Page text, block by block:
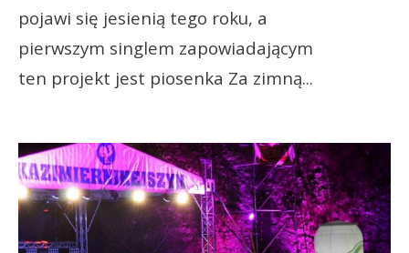
pojawi się jesienią tego roku, a
pierwszym singlem zapowiadającym
ten projekt jest piosenka Za zimną...